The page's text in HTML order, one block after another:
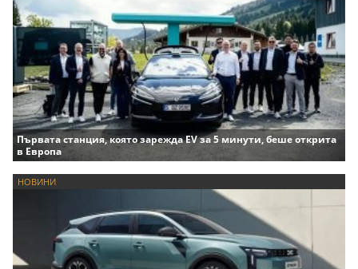
Първата станция, която зарежда EV за 5 минути, беше открита
в Европа
НОВИНИ